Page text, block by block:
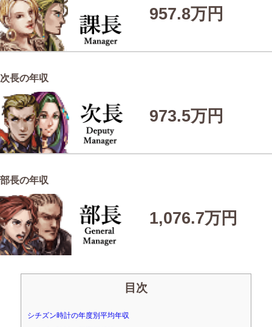
957.8万円
次長の年収
973.5万円
部長の年収
1,076.7万円
目次
シチズン時計の年度別平均年収